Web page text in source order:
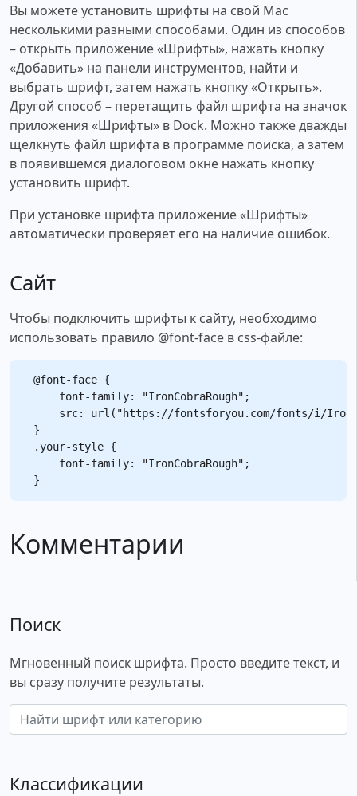
Вы можете установить шрифты на свой Mac
несколькими разными способами. Один из способов
– открыть приложение «Шрифты», нажать кнопку
«Добавить» на панели инструментов, найти и
выбрать шрифт, затем нажать кнопку «Открыть».
Другой способ – перетащить файл шрифта на значок
приложения «Шрифты» в Dock. Можно также дважды
щелкнуть файл шрифта в программе поиска, а затем
в появившемся диалоговом окне нажать кнопку
установить шрифт.
При установке шрифта приложение «Шрифты»
автоматически проверяет его на наличие ошибок.
Сайт
Чтобы подключить шрифты к сайту, необходимо
использовать правило @font-face в css-файле:
@font-face {
    font-family: "IronCobraRough";
src: url("https://fontsforyou.com/fonts/i/
}
.your-style {
    font-family: "IronCobraRough";
Комментарии
Поиск
Мгновенный поиск шрифта. Просто введите текст, и
вы сразу получите результаты.
Классификации